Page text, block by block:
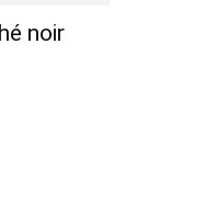
noir